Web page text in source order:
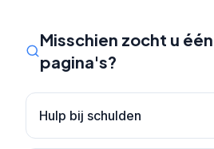
Misschien zocht u
pagina's?
Hulp bij schulden